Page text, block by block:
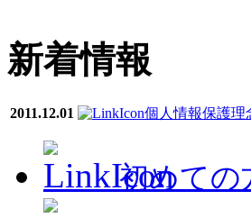
新着情報
2011.12.01 個人情報保護理
初めての